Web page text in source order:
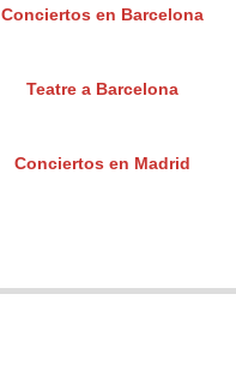
Conciertos en Barcelona
Teatre a Barcelona
Conciertos en Madrid